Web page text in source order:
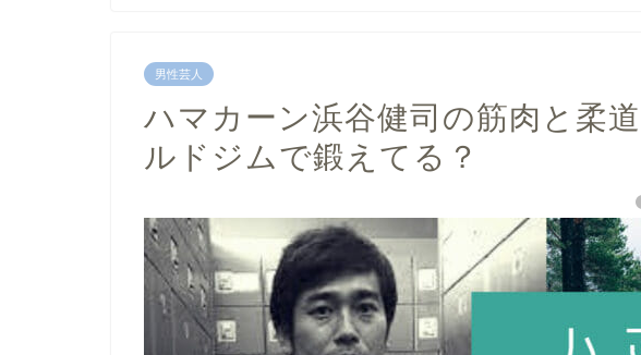
男性芸人
ハマカーン浜谷健司の筋肉と柔
ルドジムで鍛えてる？